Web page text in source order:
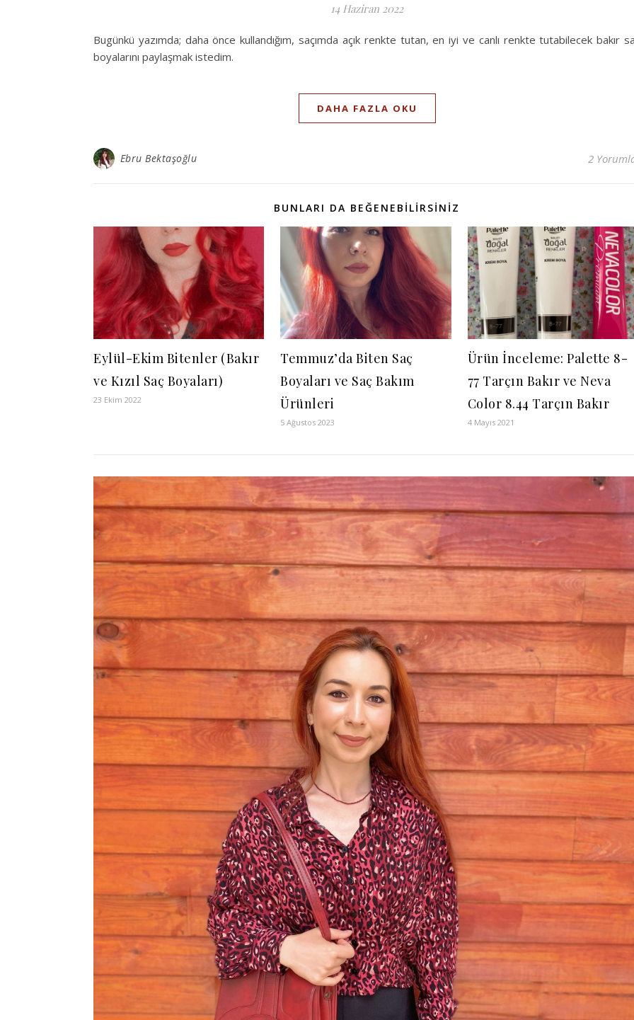
14 Haziran 2022
Bugünkü yazımda; daha önce kullandığım, saçımda açık renkte tutan, en iyi ve canlı renkte tutabilecek bakır
boyalarını paylaşmak istedim.
DAHA FAZLA OKU
Ebru Bektaşoğlu 2
BUNLARI DA BEĞENEBILIRSINIZ
Eylül-Ekim Bitenler (Bakır
ve Kızıl Saç Boyaları)
23 Ekim 2022
Temmuz’da Biten Saç
Boyaları ve Saç Bakım
Ürünleri
5 Ağustos 2023
Ürün İnceleme: Palette 8-
77 Tarçın Bakır ve Neva
Color 8.44 Tarçın Bakır
4 Mayıs 2021